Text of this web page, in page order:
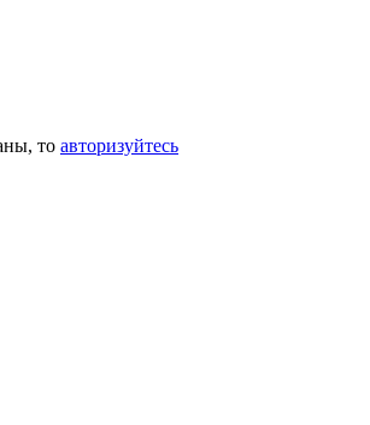
то авторизуйтесь